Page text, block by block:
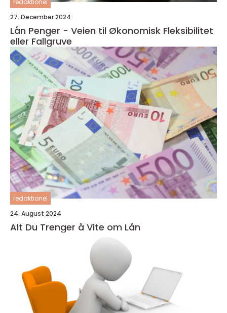
redaktionel
27. December 2024
Lån Penger - Veien til Økonomisk Fleksibilitet
eller Fallgruve
redaktionel
24. August 2024
Alt Du Trenger å Vite om Lån